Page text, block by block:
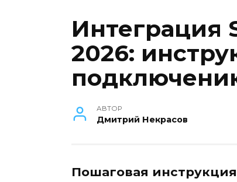
Интеграция
2026:
АВТОР
Дмитрий Некрасов
Пошаговая